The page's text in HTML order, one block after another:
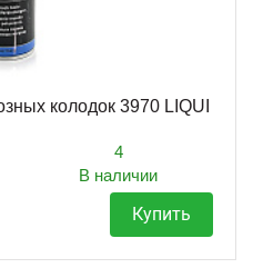
колодок 3970 LIQUI
4
В наличии
Купить